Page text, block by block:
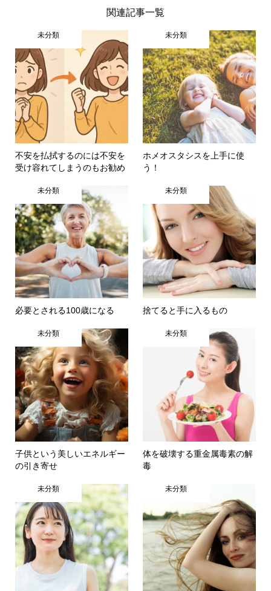
関連記事一覧
未分類
不安を払拭するのには不安を
受け容れてしまうのもお勧め
未分類
ホメオスタシスを上手に使
う！
未分類
必要とされる100歳になる
未分類
捨てると手に入るもの
未分類
子供という美しいエネルギー
の引き寄せ
未分類
体を破壊する重金属毒素の解
毒
未分類 未分類